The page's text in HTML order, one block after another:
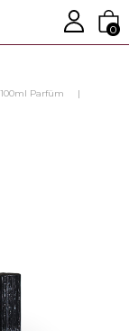
0
100ml Parfüm